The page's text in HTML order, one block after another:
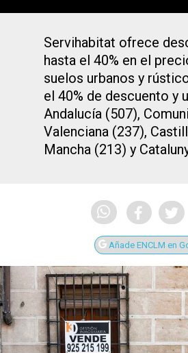
Servihabitat ofrece
hasta el 40% en el
suelos urbanos y
el 40% de descuento y
Andalucía (507),
Valenciana (237),
Mancha (213) y
Añade ENCLM en